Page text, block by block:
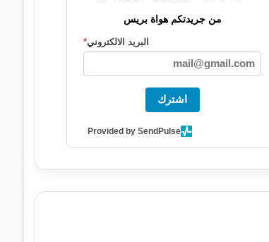
من جريدتكم هواة بريس
البريد الالكتروني*
اشترك
Provided by SendPulse